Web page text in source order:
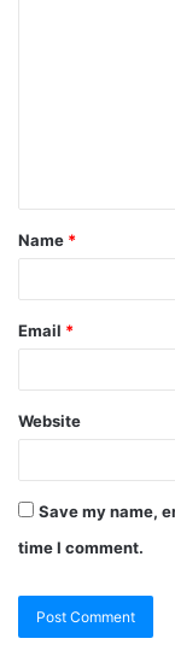
Name *
Email *
Website
Save my name,
time I comment.